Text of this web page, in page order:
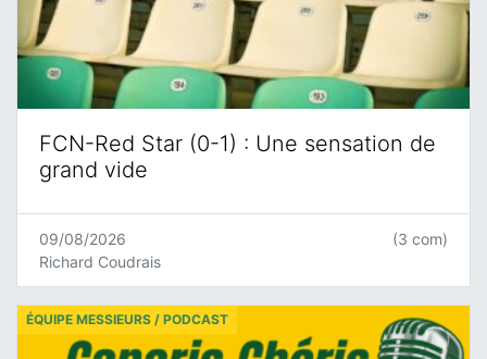
FCN-Red Star (0-1) : Une sensation de
grand vide
09/08/2026
Richard Coudrais
(3 com)
ÉQUIPE MESSIEURS / PODCAST